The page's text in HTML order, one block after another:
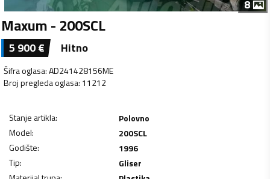
8
Maxum - 200SCL
5 900€ Hitno
Šifra oglasa:AD241428156ME
Broj pregleda oglasa: 11212
Stanje artikla:
Polovno
Model:
200SCL
Godište:
1996
Tip:
Gliser